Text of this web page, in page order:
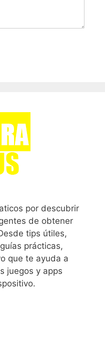
por descubrir
de obtener
tips útiles,
prácticas,
que te ayuda a
juegos y apps